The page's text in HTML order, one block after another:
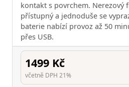
kontakt s povrchem. Nerezový
přístupný a jednoduše se
baterie nabízí provoz až 50
přes USB.
1499 Kč
včetně DPH 21%